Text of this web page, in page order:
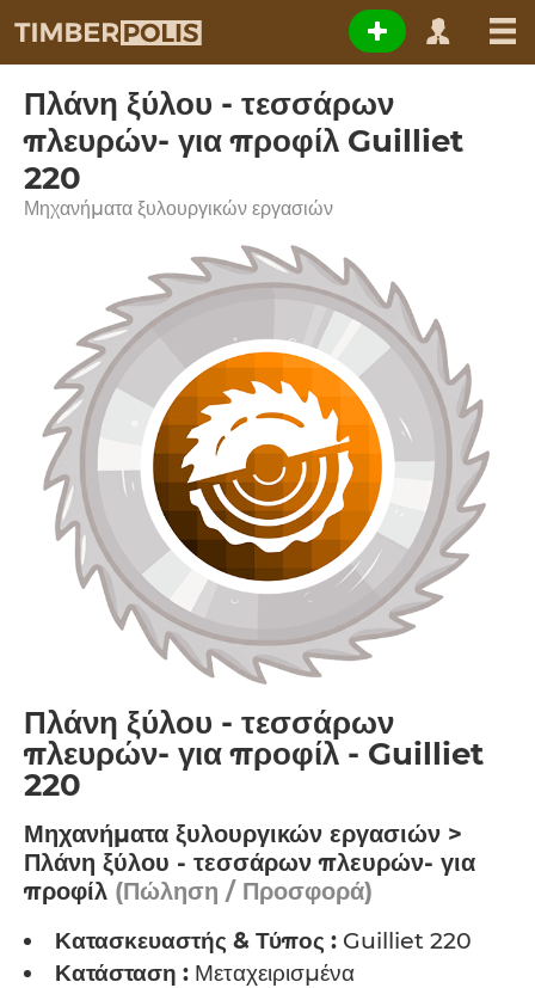
Πλάνη ξύλου - τεσσάρων
πλευρών- για προφίλ Guilliet
220
Μηχανήματα ξυλουργικών εργασιών
Πλάνη ξύλου - τεσσάρων
πλευρών- για προφίλ - Guilliet
220
Μηχανήματα ξυλουργικών εργασιών >
Πλάνη ξύλου - τεσσάρων πλευρών- για
προφίλ (Πώληση / Προσφορά)
Κατασκευαστής & Τύπος : Guilliet 220
Κατάσταση : Μεταχειρισμένα